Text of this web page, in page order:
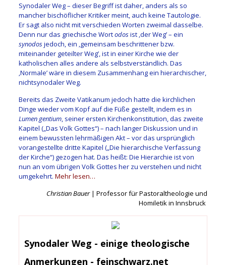
Synodaler Weg – dieser Begriff ist daher, anders als so
mancher bischöflicher Kritiker meint, auch keine Tautologie.
Er sagt also nicht mit verschieden Worten zweimal dasselbe.
Denn nur das griechische Wortodosist ‚der Weg’ – ein
synodosjedoch, ein ‚gemeinsam beschrittener bzw.
miteinander geteilter Weg’, ist in einer Kirche wie der
katholischen alles andere als selbstverständlich. Das
‚Normale’ wäre in diesem Zusammenhang ein hierarchischer,
nichtsynodaler Weg.
Bereits das Zweite Vatikanum jedoch hatte die kirchlichen
Dinge wieder vom Kopf auf die Füße gestellt, indem es in
Lumen gentium, seiner ersten Kirchenkonstitution, das zweite
Kapitel („Das Volk Gottes“) – nach langer Diskussion und in
einem bewussten lehrmäßigen Akt – vor das ursprünglich
vorangestellte dritte Kapitel („Die hierarchische Verfassung
der Kirche“) gezogen hat. Das heißt: Die Hierarchie ist von
nun an vom übrigen Volk Gottes her zu verstehen und nicht
umgekehrt. Mehr lesen…
Christian Bauer| Professor für Pastoraltheologie und
Homiletik in Innsbruck
Synodaler Weg - einige theologische
Anmerkungen - feinschwarz.net